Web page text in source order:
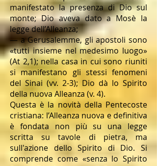
manifestato la presenza di Dio sul
monte; Dio aveva dato a Mosè la
legge dell’Alleanza;
— a Gerusalemme, gli apostoli sono
«tutti insieme nel medesimo luogo»
(At 2,1); nella casa in cui sono riuniti
si manifestano gli stessi fenomeni
del Sinai (vv. 2-3); Dio dà lo Spirito
della nuova Alleanza (v. 4).
Questa è la novità della Pentecoste
cristiana: l’Alleanza nuova e definitiva
è fondata non più su una legge
scritta su tavole di pietra, ma
sull'azione dello Spirito di Dio. Si
comprende come «senza lo Spirito